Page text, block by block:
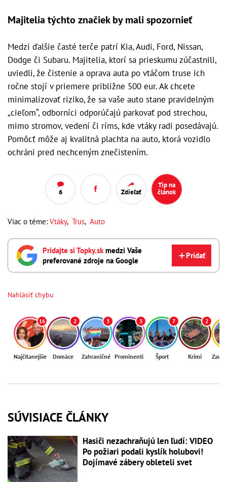
Majitelia týchto značiek by mali spozornieť
Medzi ďalšie časté terče patrí Kia, Audi, Ford, Nissan,
Dodge či Subaru. Majitelia, ktorí sa prieskumu zúčastnili,
uviedli, že čistenie a oprava auta po vtáčom truse ich
ročne stojí v priemere približne 500 eur. Ak chcete
minimalizovať riziko, že sa vaše auto stane pravidelným
„cieľom“, odborníci odporúčajú parkovať pod strechou,
mimo stromov, vedení či ríms, kde vtáky radi posedávajú.
Pomôcť môže aj kvalitná plachta na auto, ktorá vozidlo
ochráni pred nechceným znečistením.
6 Zdieľať
Tip na
článok
Viac o téme: Vtáky, Trus, Auto
Pridajte si Topky.sk medzi Vaše
preferované zdroje na Google
Pridať
Nahlásiť chybu
16
Najčítanejšie
2
Domáce
3
Zahraničné
3
Prominenti
7
Šport
2
Krimi
SÚVISIACE ČLÁNKY
Hasiči nezachraňujú len ľudí: VIDEO
Po požiari podali kyslík holubovi!
Dojímavé zábery obleteli svet